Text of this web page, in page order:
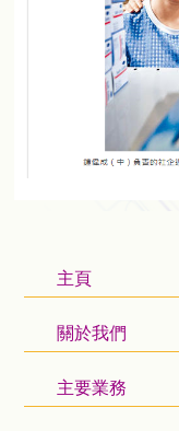
主頁
關於我們
主要業務